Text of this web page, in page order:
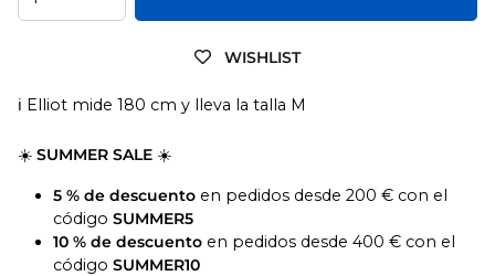
WISHLIST
ℹ️ Elliot mide 180 cm y lleva la talla M
☀️ SUMMER SALE ☀️
5 % de descuento en pedidos desde 200 € con el
código SUMMER5
10 % de descuento en pedidos desde 400 € con el
código SUMMER10